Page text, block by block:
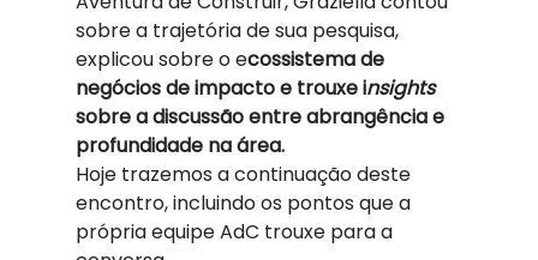
sobre a trajetória de sua pesquisa,
explicou sobre o ecossistema de
negócios de impacto e trouxe insights
sobre a discussão entre abrangência e
profundidade na área.
Hoje trazemos a continuação deste
encontro, incluindo os pontos que a
própria equipe AdC trouxe para a